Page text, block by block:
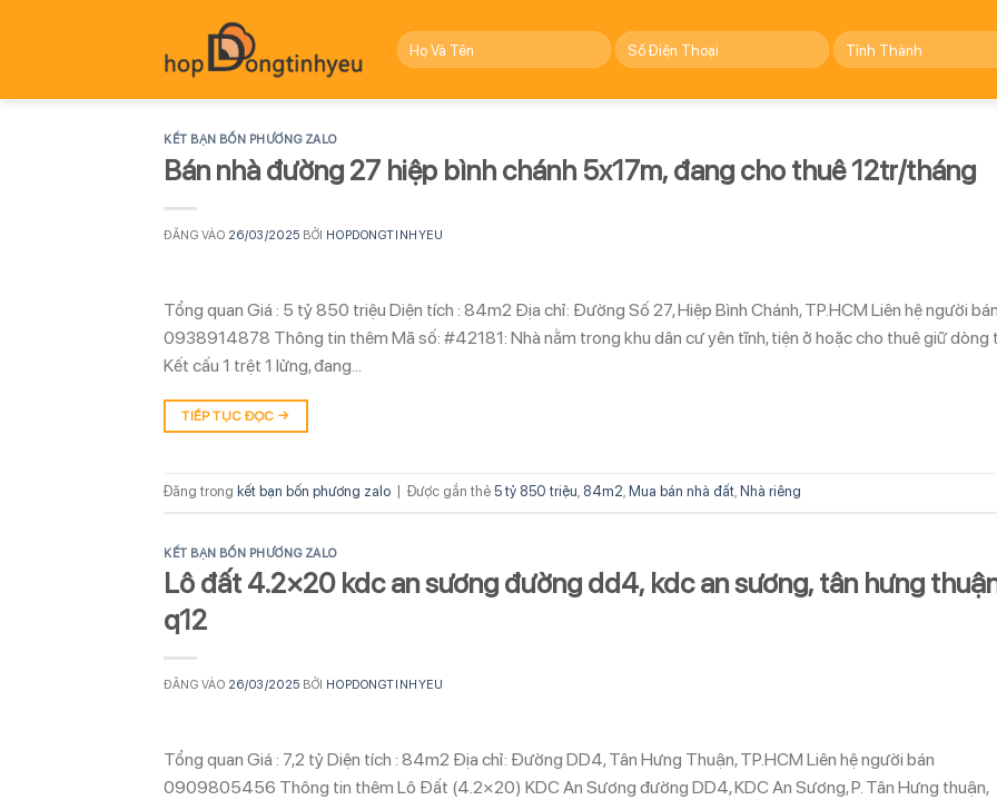
dung
KẾT BẠN BỐN PHƯƠNG ZALO
Bán nhà đường 27 hiệp bình chánh 5x17m, đang cho thuê 12tr/tháng
ĐĂNG VÀO 26/03/2025 BỞI HOPDONGTINHYEU
Tổng quan Giá : 5 tỷ 850 triệu Diện tích : 84m2 Địa chỉ: Đường Số 27, Hiệp Bình Chánh, TP.HCM Liên hệ người
0938914878 Thông tin thêm Mã số: #42181: Nhà nằm trong khu dân cư yên tĩnh, tiện ở hoặc cho thuê giữ dòng
Kết cấu 1 trệt 1 lửng, đang…
TIẾP TỤC ĐỌC →
Đăng trong kết bạn bốn phương zalo Được gắn thẻ 5 tỷ 850 triệu 84m2 Mua bán nhà đất Nhà riêng
KẾT BẠN BỐN PHƯƠNG ZALO
Lô đất 4.2×20 kdc an sương đường dd4, kdc an sương, tân hưng
q12
ĐĂNG VÀO 26/03/2025 BỞI HOPDONGTINHYEU
Tổng quan Giá : 7,2 tỷ Diện tích : 84m2 Địa chỉ: Đường DD4, Tân Hưng Thuận, TP.HCM Liên hệ người bán
0909805456 Thông tin thêm Lô Đất (4.2×20) KDC An Sương đường DD4, KDC An Sương, P. Tân Hưng thuận,